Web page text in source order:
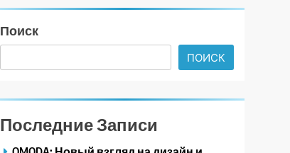
Поиск
ПОИСК
Последние Записи